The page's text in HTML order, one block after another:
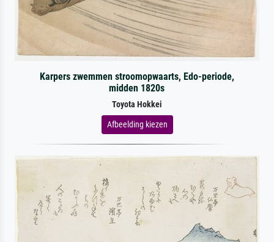
Karpers zwemmen stroomopwaarts, Edo-periode,
midden 1820s
Toyota Hokkei
Afbeelding kiezen